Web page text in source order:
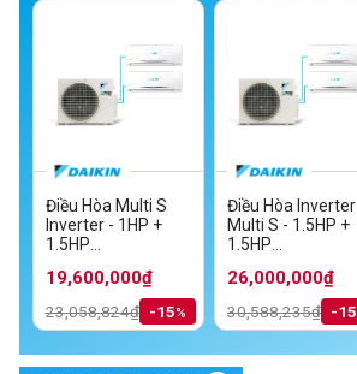
Điều Hòa Multi S
Inverter - 1HP +
1.5HP
19,600,000₫
23,058,824₫ -15
Điều Hòa Inverter
Multi S - 1.5HP +
1.5HP
26,000,000₫
30,588,235₫ -15